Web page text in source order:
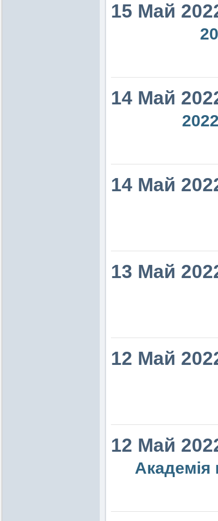
15 Май
14 Май
14 Май
13 Май
12 Май
12 Май
Академія